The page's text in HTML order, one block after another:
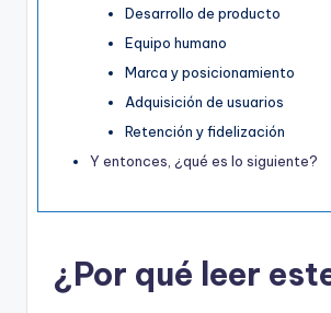
Desarrollo de producto
Equipo humano
Marca y posicionamiento
Adquisición de usuarios
Retención y fidelización
Y entonces, ¿qué es lo siguiente?
¿Por qué leer